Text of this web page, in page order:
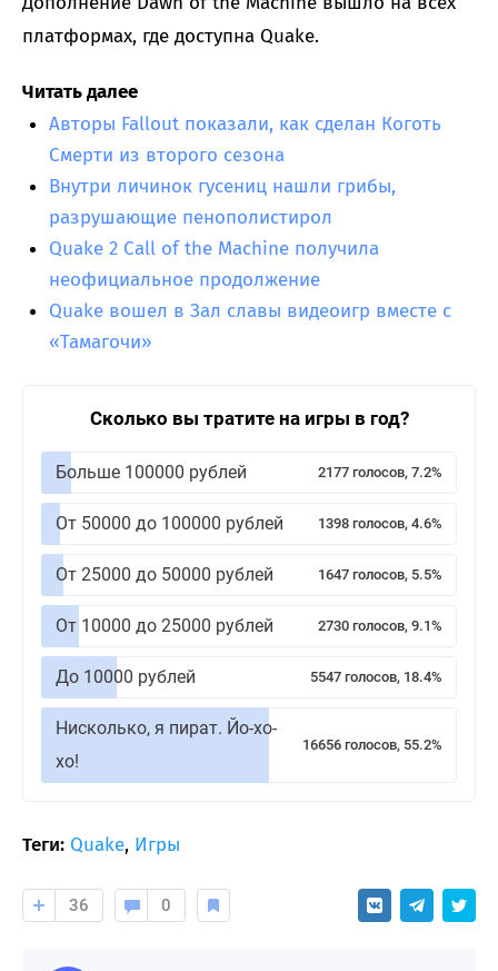
платформах, где доступна Quake.
Читать далее
Авторы Fallout показали, как сделан Коготь
Смерти из второго сезона
Внутри личинок гусениц нашли грибы,
разрушающие пенополистирол
Quake 2 Call of the Machine получила
неофициальное продолжение
Quake вошел в Зал славы видеоигр вместе с
«Тамагочи»
Сколько вы тратите на игры в год?
Больше 100000 рублей 2177 голосов, 7.2%
От 50000 до 100000 рублей 1398 голосов, 4.6%
От 25000 до 50000 рублей 1647 голосов, 5.5%
От 10000 до 25000 рублей 2730 голосов, 9.1%
До 10000 рублей 5547 голосов, 18.4%
Нисколько, я пират. Йо-хо-
хо!
16656 голосов, 55.2%
Теги: Quake, Игры
36 0